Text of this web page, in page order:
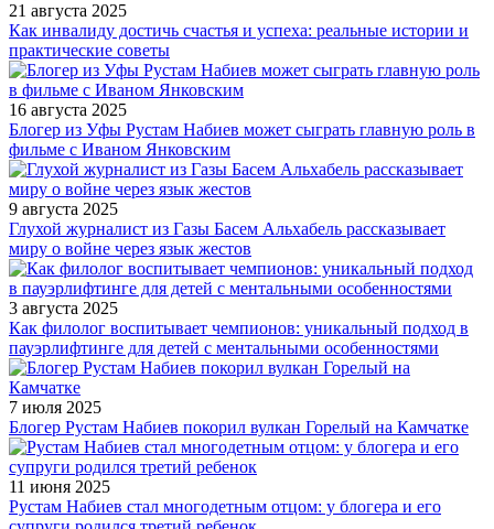
21 августа 2025
Как инвалиду достичь счастья и успеха: реальные истории и
практические советы
16 августа 2025
Блогер из Уфы Рустам Набиев может сыграть главную роль в
фильме с Иваном Янковским
9 августа 2025
Глухой журналист из Газы Басем Альхабель рассказывает
миру о войне через язык жестов
3 августа 2025
Как филолог воспитывает чемпионов: уникальный подход в
пауэрлифтинге для детей с ментальными особенностями
7 июля 2025
Блогер Рустам Набиев покорил вулкан Горелый на Камчатке
11 июня 2025
Рустам Набиев стал многодетным отцом: у блогера и его